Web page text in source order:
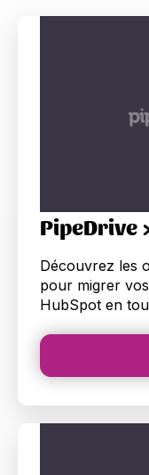
PipeDrive
Découvrez les
pour migrer
HubSpot en